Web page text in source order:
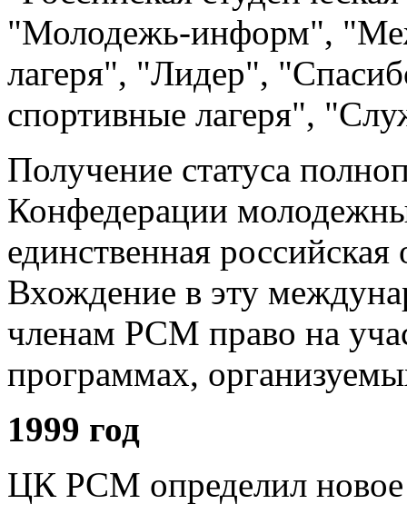
"Молодежь-информ",
лагеря", "Лидер",
спортивные лагеря",
Получение статуса
Конфедерации
единственная
Вхождение в эту
членам РСМ право на
программах,
1999 год
ЦК РСМ определил новое